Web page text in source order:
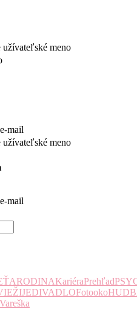
užívateľské meno
mail
užívateľské meno
mail
RODINAKariéraPrehľad
ŽIJEDIVADLOFotooko
Vareška